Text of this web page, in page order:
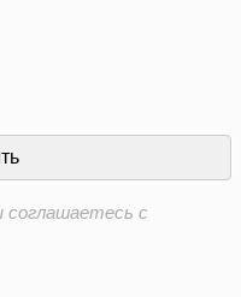
соглашаетесь с